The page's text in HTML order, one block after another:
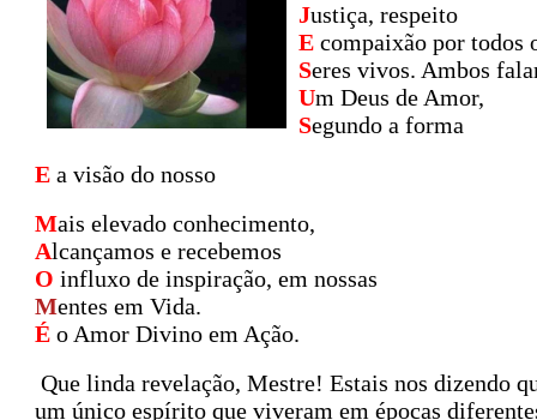
Justiça, respeito
E compaixão por todos
Seres vivos. Ambos
Um Deus de Amor,
Segundo a forma
E a visão do nosso
Mais elevado conhecimento,
Alcançamos e recebemos
O influxo de inspiração, em nossas
Mentes em Vida.
É o Amor Divino em Ação.
Que linda revelação, Mestre! Estais nos dizendo
um único espírito que viveram em épocas